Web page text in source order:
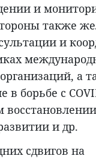
и
также
и
а
в борьбе с
и др.
сдвигов на